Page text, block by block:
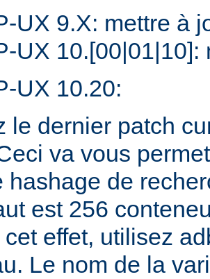
UX 9.X: mettre à
UX
UX 10.20:
le dernier patch
va vous
hashage de
est 256
effet, utilisez
Le nom de la